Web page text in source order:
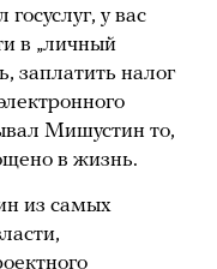
у вас
в „личный
заплатить налог
Мишустин то,
в жизнь.
из самых